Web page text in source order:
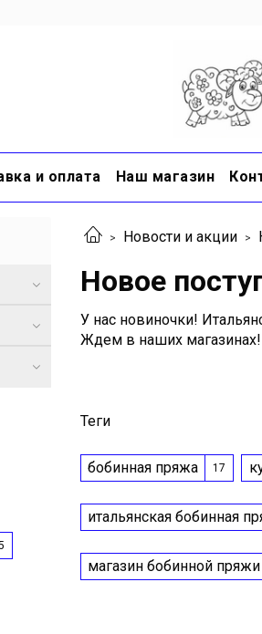
и оплата Наш магазин
Новости и акции
Новое
У нас новиночки!
Ждем в наших
Теги
бобинная пряжа 17
итальянская бобинная
магазин бобинной пряжи